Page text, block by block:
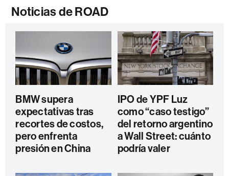
Noticias de ROAD
BMW supera
expectativas tras
recortes de costos,
pero enfrenta
presión en China
IPO de YPF Luz
como “caso testigo”
del retorno argentino
a Wall Street: cuánto
podría valer